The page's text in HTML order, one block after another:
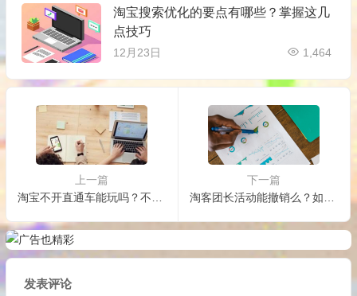
淘宝搜索优化的要点有哪些？掌握这几
点技巧
12月23日 1,464
上一篇
下一篇
发表评论